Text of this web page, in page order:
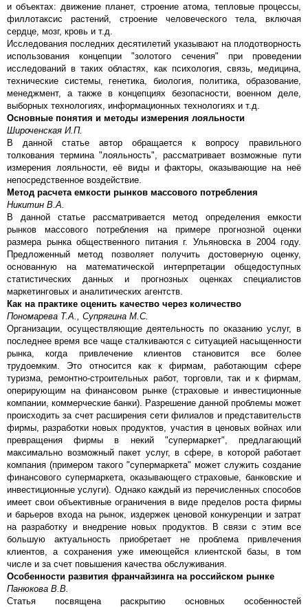
и объектах: движение планет, строение атома, тепловые процессы,
филлотаксис растений, строение человеческого тела, включая
сердце, мозг, кровь и т.д.
Исследования последних десятилетий указывают на плодотворность
использования концепции "золотого сечения" при проведении
исследований в таких областях, как психология, связь, медицина,
технические системы, генетика, биология, политика, образование,
менеджмент, а также в концепциях безопасности, военном деле,
выборных технологиях, информационных технологиях и т.д.
Основные понятия и методы измерения лояльности
Широченская И.П.
В данной статье автор обращается к вопросу правильного
толкования термина "лояльность", рассматривает возможные пути
измерения лояльности, её виды и факторы, оказывающие на неё
непосредственное воздействие.
Метод расчета емкости рынков массового потребления
Никитин В.А.
В данной статье рассматривается метод определения емкости
рынков массового потребления на примере прогнозной оценки
размера рынка общественного питания г. Ульяновска в 2004 году.
Предложенный метод позволяет получить достоверную оценку,
основанную на математической интерпретации общедоступных
статистических данных и прогнозных оценках специалистов
маркетинговых и аналитических агентств.
Как на практике оценить качество через количество
Пономарева Т.А., Супрягина М.С.
Организации, осуществляющие деятельность по оказанию услуг, в
последнее время все чаще сталкиваются с ситуацией насыщенности
рынка, когда привлечение клиентов становится все более
трудоемким. Это относится как к фирмам, работающим сфере
туризма, ремонтно-строительных работ, торговли, так и к фирмам,
оперирующим на финансовом рынке (страховые и инвестиционные
компании, коммерческие банки). Разрешение данной проблемы может
происходить за счет расширения сети филиалов и представительств
фирмы, разработки новых продуктов, участия в ценовых войнах или
превращения фирмы в некий "супермаркет", предлагающий
максимально возможный пакет услуг, в сфере, в которой работает
компания (примером такого "супермаркета" может служить создание
финансового супермаркета, оказывающего страховые, банковские и
инвестиционные услуги). Однако каждый из перечисленных способов
имеет свои объективные ограничения в виде пределов роста фирмы
и барьеров входа на рынок, издержек ценовой конкуренции и затрат
на разработку и внедрение новых продуктов. В связи с этим все
большую актуальность приобретает не проблема привлечения
клиентов, а сохранения уже имеющейся клиентской базы, в том
числе и за счет повышения качества обслуживания.
Особенности развития франчайзинга на российском рынке
Панюкова В.В.
Статья посвящена раскрытию основных особенностей